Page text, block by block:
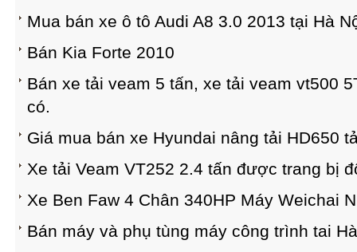
Mua bán xe ô tô Audi A8 3.0 2013 tại Hà
Bán Kia Forte 2010
Bán xe tải veam 5 tấn, xe tải veam vt500
có.
Giá mua bán xe Hyundai nâng tải HD650
Xe tải Veam VT252 2.4 tấn được trang bị
Xe Ben Faw 4 Chân 340HP Máy Weichai
Bán máy và phụ tùng máy công trình tai